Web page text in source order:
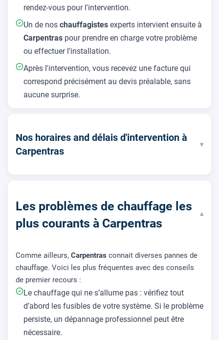
rendez-vous pour l'intervention.
Un de nos chauffagistes experts intervient ensuite à
Carpentras pour prendre en charge votre problème
ou effectuer l’installation.
Après l'intervention, vous recevez une facture qui
correspond précisément au devis préalable, sans
aucune surprise.
Nos horaires and délais d'intervention à
Carpentras
▾
Les problèmes de chauffage les
plus courants à Carpentras
▾
Comme ailleurs, Carpentras connait diverses pannes de
chauffage. Voici les plus fréquentes avec des conseils
de premier recours :
Le chauffage qui ne s’allume pas : vérifiez tout
d’abord les fusibles de votre système. Si le problème
persiste, un dépannage professionnel peut être
nécessaire.